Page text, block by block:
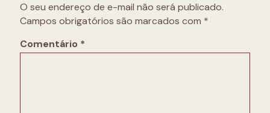
O seu endereço de e-mail não será publicado.
Campos obrigatórios são marcados com *
Comentário *